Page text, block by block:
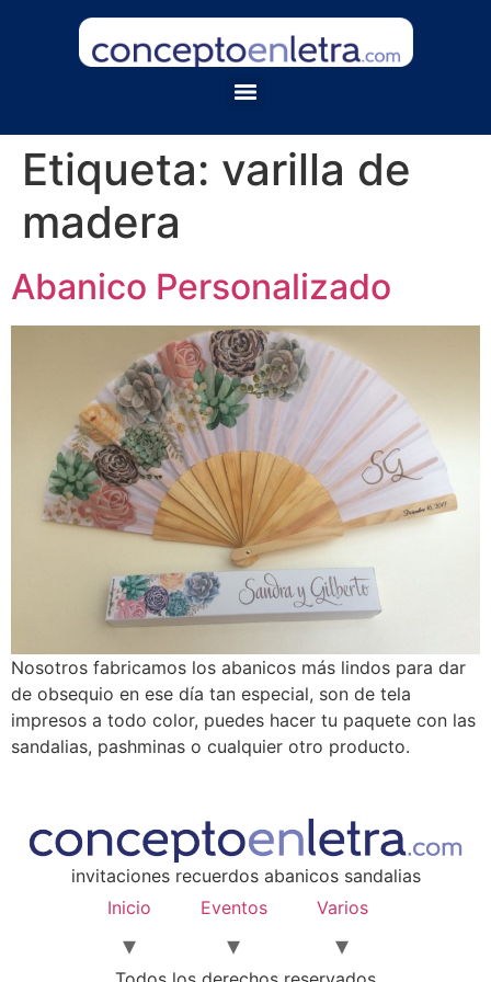
Etiqueta: varilla de
madera
Abanico Personalizado
Nosotros fabricamos los abanicos más lindos para dar
de obsequio en ese día tan especial, son de tela
impresos a todo color, puedes hacer tu paquete con las
sandalias, pashminas o cualquier otro producto.
invitaciones recuerdos abanicos sandalias
Inicio
Eventos Varios